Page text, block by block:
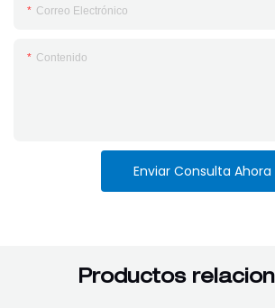
Correo Electrónico
Contenido
Enviar Consulta Ahora
Productos